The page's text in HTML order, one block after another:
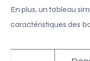
En plus, un tableau
caractéristiques des